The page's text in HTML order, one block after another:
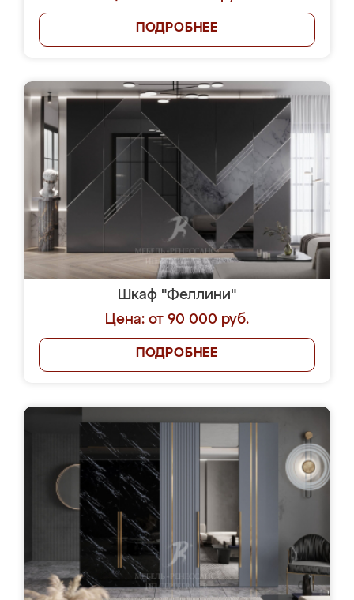
ПОДРОБНЕЕ
Шкаф "Феллини"
Цена: от 90 000 руб.
ПОДРОБНЕЕ